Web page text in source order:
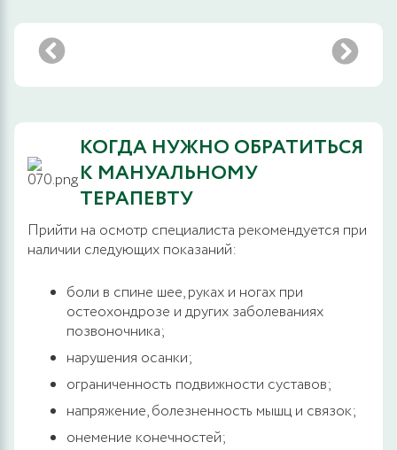
КОГДА НУЖНО ОБРАТИТЬСЯ
К МАНУАЛЬНОМУ
ТЕРАПЕВТУ
Прийти на осмотр специалиста рекомендуется при
наличии следующих показаний:
боли в спине шее, руках и ногах при
остеохондрозе и других заболеваниях
позвоночника;
нарушения осанки;
ограниченность подвижности суставов;
напряжение, болезненность мышц и связок;
онемение конечностей;